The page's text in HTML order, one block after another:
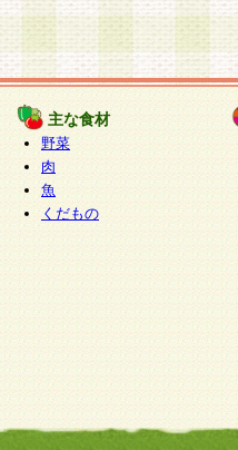
主な食材
野菜
肉
魚
くだもの